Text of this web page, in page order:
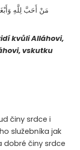
مَنْ أَحَبَّ لِلَّهِ
kvůli Alláhovi,
vskutku
činy srdce i
služebníka jak
dobré činy srdce